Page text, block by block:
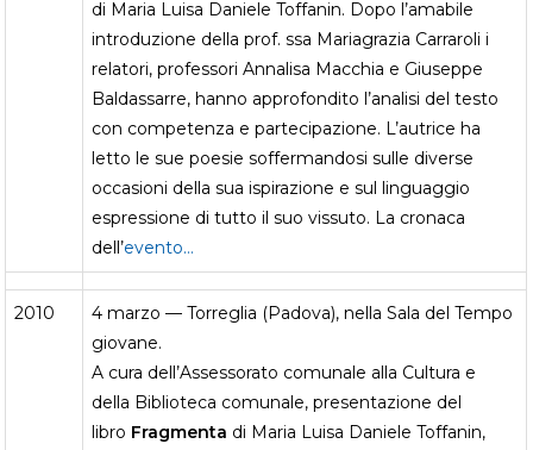
di Maria Luisa Daniele Toffanin. Dopo l’amabile
introduzione della prof. ssa Mariagrazia Carraroli i
relatori, professori Annalisa Macchia e Giuseppe
Baldassarre, hanno approfondito l’analisi del testo
con competenza e partecipazione. L’autrice ha
letto le sue poesie soffermandosi sulle diverse
occasioni della sua ispirazione e sul linguaggio
espressione di tutto il suo vissuto. La cronaca
dell’evento…
2010
4 marzo — Torreglia (Padova), nella Sala del Tempo
giovane.
A cura dell’Assessorato comunale alla Cultura e
della Biblioteca comunale, presentazione del
libro Fragmenta di Maria Luisa Daniele Toffanin,